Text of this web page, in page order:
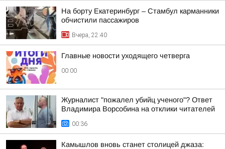
На борту Екатеринбург – Стамбул карманники
обчистили пассажиров
Вчера, 22:40
Главные новости уходящего четверга
00:00
Журналист "пожалел убийц ученого"? Ответ
Владимира Ворсобина на отклики читателей
00:36
Камышлов вновь станет столицей джаза: